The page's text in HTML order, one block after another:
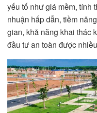
yếu tố như giá mềm, tính
nhuận hấp dẫn, tiềm
gian, khả năng khai thác
đầu tư an toàn được